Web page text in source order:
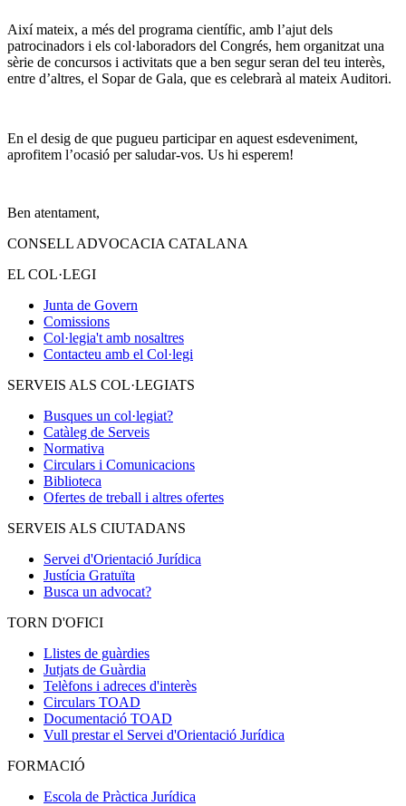
Així mateix, a més del programa científic, amb l’ajut dels
patrocinadors i els col·laboradors del Congrés, hem organitzat una
sèrie de concursos i activitats que a ben segur seran del teu interès,
entre d’altres, el Sopar de Gala, que es celebrarà al mateix Auditori.
En el desig de que pugueu participar en aquest esdeveniment,
aprofitem l’ocasió per saludar-vos. Us hi esperem!
Ben atentament,
CONSELL ADVOCACIA CATALANA
EL COL·LEGI
Junta de Govern
Comissions
Col·legia't amb nosaltres
Contacteu amb el Col·legi
SERVEIS ALS COL·LEGIATS
Busques un col·legiat?
Catàleg de Serveis
Normativa
Circulars i Comunicacions
Biblioteca
Ofertes de treball i altres ofertes
SERVEIS ALS CIUTADANS
Servei d'Orientació Jurídica
Justícia Gratuïta
Busca un advocat?
TORN D'OFICI
Llistes de guàrdies
Jutjats de Guàrdia
Telèfons i adreces d'interès
Circulars TOAD
Documentació TOAD
Vull prestar el Servei d'Orientació Jurídica
FORMACIÓ
Escola de Pràctica Jurídica